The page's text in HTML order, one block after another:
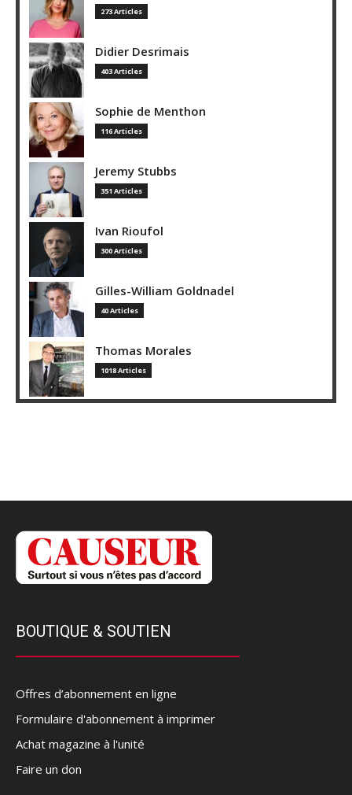
273 Articles
Didier Desrimais
403 Articles
Sophie de Menthon
116 Articles
Jeremy Stubbs
351 Articles
Ivan Rioufol
300 Articles
Gilles-William Goldnadel
40 Articles
Thomas Morales
1018 Articles
BOUTIQUE & SOUTIEN
Offres d’abonnement en ligne
Formulaire d'abonnement à imprimer
Achat magazine à l'unité
Faire un don